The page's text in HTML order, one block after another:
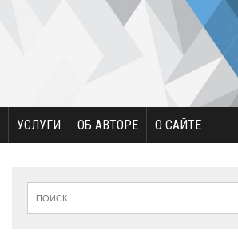
УСЛУГИ ОБ АВТОРЕ О САЙТЕ